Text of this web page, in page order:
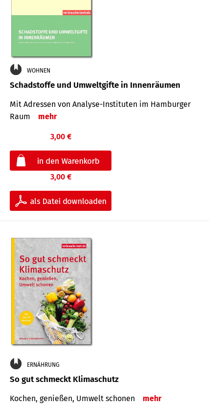
WOHNEN
Schadstoffe und Umweltgifte in Innenräumen
Mit Adressen von Analyse-Insti­tuten im Hamburger
Raum
mehr
3,00 €
3,00 €
ERNÄHRUNG
So gut schmeckt Klimaschutz
Kochen, genießen, Umwelt schonen mehr